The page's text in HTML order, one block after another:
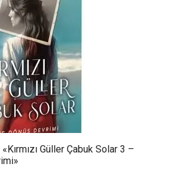
Güller Çabuk Solar 3 –